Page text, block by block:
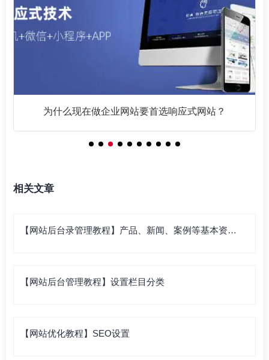
为什么现在做企业网站要首选响应式网站？
相关文章
【网站后台录管理教程】产品、新闻、案例等基本资料
【网站后台管理教程】设置栏目分类
【网站优化教程】SEO设置